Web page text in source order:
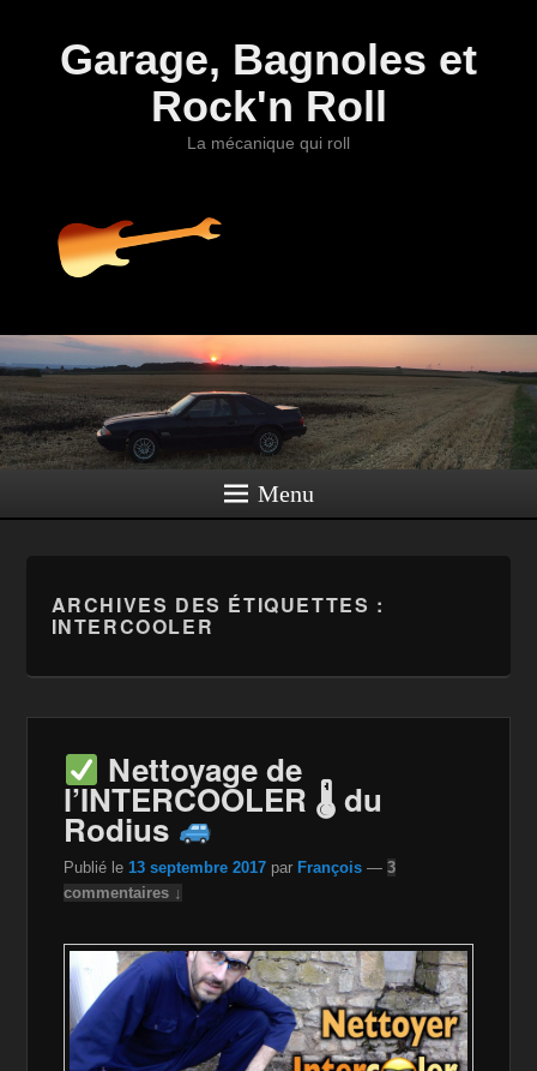
Garage, Bagnoles et
Rock'n Roll
La mécanique qui roll
Menu
ARCHIVES DES ÉTIQUETTES :
INTERCOOLER
Nettoyage de
l’INTERCOOLER 🌡 du
Rodius
Publié le 13 septembre 2017 par François —3
commentaires ↓